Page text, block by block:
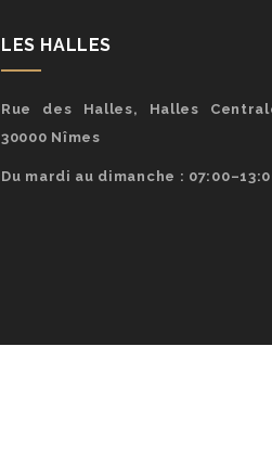
LES HALLES
Rue des Halles, Halles
30000 Nîmes
Du mardi au dimanche :